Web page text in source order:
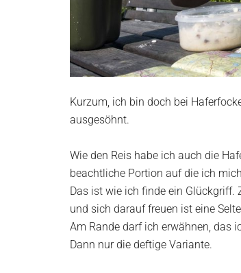
Kurzum, ich bin doch bei
ausgesöhnt.
Wie den Reis habe ich auch die
beachtliche Portion auf die ich
Das ist wie ich finde ein Glückgriff.
und sich darauf freuen ist eine
Am Rande darf ich erwähnen, das
Dann nur die deftige Variante.